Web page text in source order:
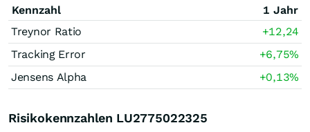
Kennzahl
1 Jahr
Treynor Ratio
+12,24
Tracking Error
+6,75%
Jensens Alpha
+0,13%
Risikokennzahlen LU2775022325